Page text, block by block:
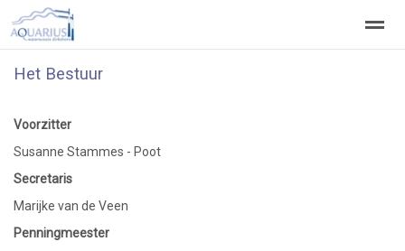
Welkom Welpen
Zoeken
Het Bestuur
Voorzitter
Susanne Stammes - Poot
Secretaris
Marijke van de Veen
Penningmeester